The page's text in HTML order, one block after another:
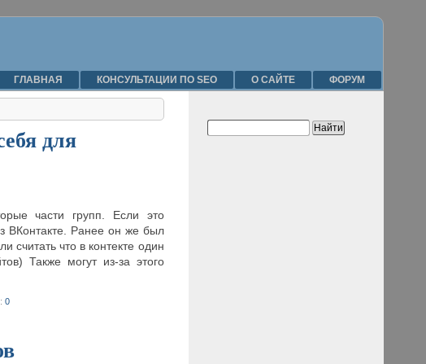
ГЛАВНАЯ КОНСУЛЬТАЦИИ ПО SEO О САЙТЕ ФОРУМ
для
части групп. Если это
ВКонтакте. Ранее он же был
считать что в контекте один
Также могут из-за этого
0